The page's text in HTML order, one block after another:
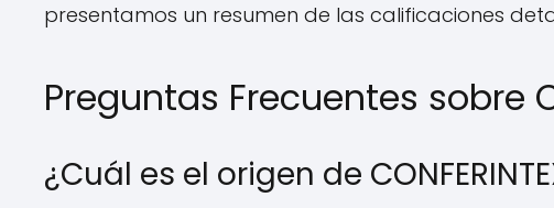
presentamos un resumen de las calificaciones
Preguntas Frecuentes sobre
¿Cuál es el origen de